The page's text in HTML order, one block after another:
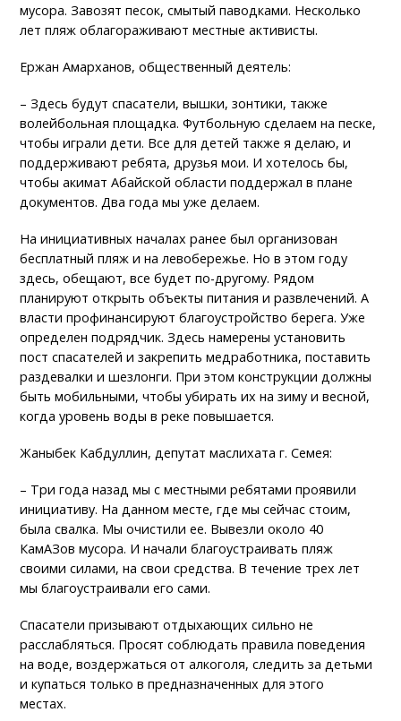
мусора. Завозят песок, смытый паводками. Несколько
лет пляж облагораживают местные активисты.
Ержан Амарханов, общественный деятель:
– Здесь будут спасатели, вышки, зонтики, также
волейбольная площадка. Футбольную сделаем на песке,
чтобы играли дети. Все для детей также я делаю, и
поддерживают ребята, друзья мои. И хотелось бы,
чтобы акимат Абайской области поддержал в плане
документов. Два года мы уже делаем.
На инициативных началах ранее был организован
бесплатный пляж и на левобережье. Но в этом году
здесь, обещают, все будет по-другому. Рядом
планируют открыть объекты питания и развлечений. А
власти профинансируют благоустройство берега. Уже
определен подрядчик. Здесь намерены установить
пост спасателей и закрепить медработника, поставить
раздевалки и шезлонги. При этом конструкции должны
быть мобильными, чтобы убирать их на зиму и весной,
когда уровень воды в реке повышается.
Жаныбек Кабдуллин, депутат маслихата г. Семея:
– Три года назад мы с местными ребятами проявили
инициативу. На данном месте, где мы сейчас стоим,
была свалка. Мы очистили ее. Вывезли около 40
КамАЗов мусора. И начали благоустраивать пляж
своими силами, на свои средства. В течение трех лет
мы благоустраивали его сами.
Спасатели призывают отдыхающих сильно не
расслабляться. Просят соблюдать правила поведения
на воде, воздержаться от алкоголя, следить за детьми
и купаться только в предназначенных для этого
местах.